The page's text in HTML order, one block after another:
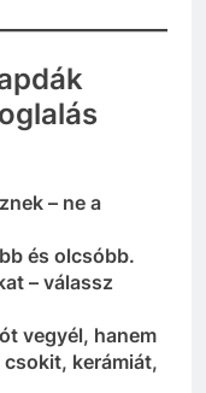
– ne a
és olcsóbb.
– válassz
vegyél, hanem
kerámiát,